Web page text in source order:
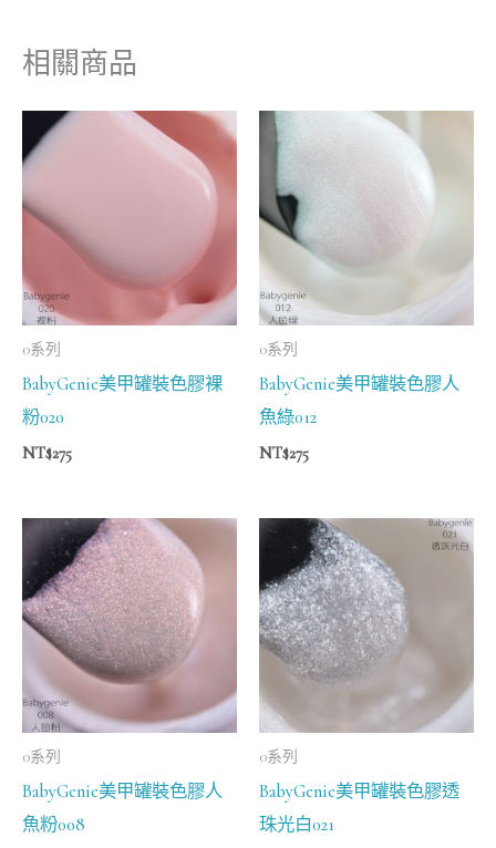
相關商品
0系列
BabyGenie美甲罐裝色膠裸
粉020
NT$275
0系列
BabyGenie美甲罐裝色膠人
魚綠012
NT$275
0系列
BabyGenie美甲罐裝色膠人
魚粉008
0系列
BabyGenie美甲罐裝色膠透
珠光白021